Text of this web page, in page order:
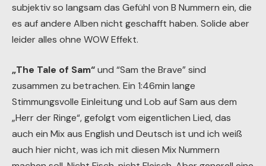
subjektiv so langsam das Gefühl von B Nummern ein, die
es auf andere Alben nicht geschafft haben. Solide aber
leider alles ohne WOW Effekt.
„The Tale of Sam“und “Sam the Brave” sind
zusammen zu betrachen. Ein 1:46min lange
Stimmungsvolle Einleitung und Lob auf Sam aus dem
„Herr der Ringe“, gefolgt vom eigentlichen Lied, das
auch ein Mix aus English und Deutsch ist und ich weiß
auch hier nicht, was ich mit diesen Mix Nummern